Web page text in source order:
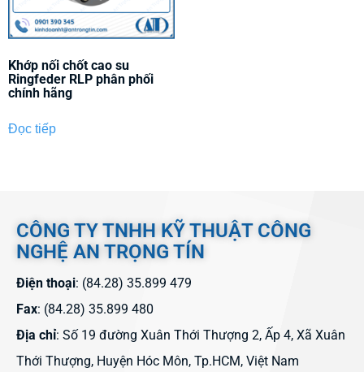
Khớp nối chốt cao su
Ringfeder RLP phân phối
chính hãng
Đọc tiếp
CÔNG TY TNHH KỸ THUẬT CÔNG
NGHỆ AN TRỌNG TÍN
Điện thoại: (84.28) 35.899 479
Fax: (84.28) 35.899 480
Địa chỉ: Số 19 đường Xuân Thới Thượng 2, Ấp 4, Xã Xuân
Thới Thượng, Huyện Hóc Môn, Tp.HCM, Việt Nam